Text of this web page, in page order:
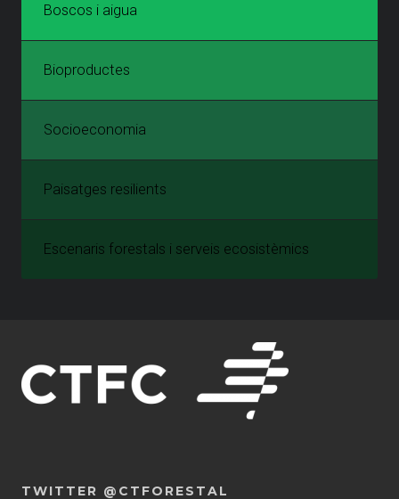
Boscos i aigua
Bioproductes
Socioeconomia
Paisatges resilients
Escenaris forestals i serveis ecosistèmics
TWITTER @CTFORESTAL